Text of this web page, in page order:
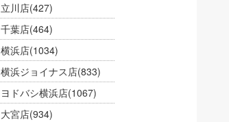
立川店(427)
千葉店(464)
横浜店(1034)
横浜ジョイナス店(833)
ヨドバシ横浜店(1067)
大宮店(934)